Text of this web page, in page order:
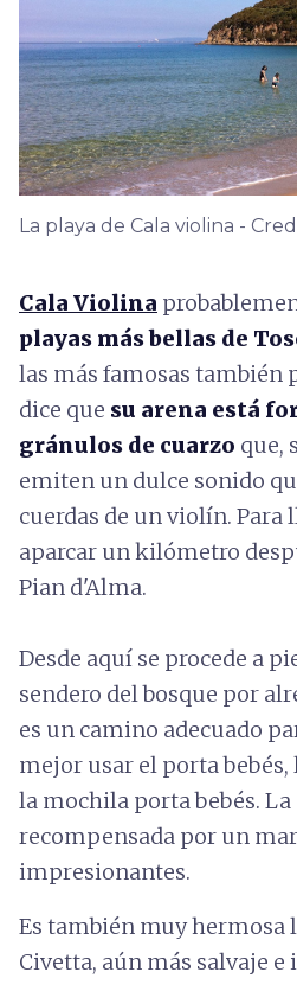
La playa de Cala violina -
Cala Violina
playas más bellas de
las más famosas también
dice que su arena está
gránulos de cuarzo que,
emiten un dulce sonido
cuerdas de un violín. Para
aparcar un kilómetro
Pian d'Alma.
Desde aquí se procede a
sendero del bosque por
es un camino adecuado
mejor usar el porta bebés,
la mochila porta bebés.
recompensada por un
impresionantes.
Es también muy hermosa
Civetta, aún más salvaje